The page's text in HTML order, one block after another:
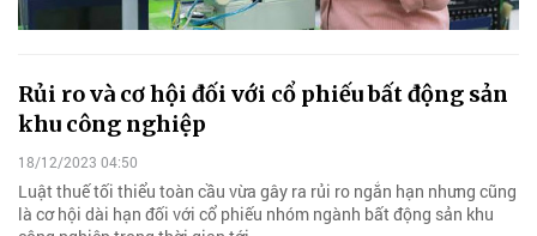
Rủi ro và cơ hội đối với cổ phiếu bất động sản
khu công nghiệp
18/12/2023 04:50
Luật thuế tối thiểu toàn cầu vừa gây ra rủi ro ngắn hạn nhưng cũng
là cơ hội dài hạn đối với cổ phiếu nhóm ngành bất động sản khu